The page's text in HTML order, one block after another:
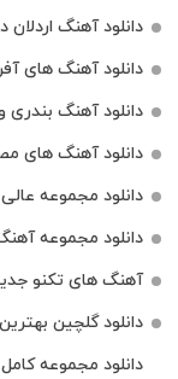
دانلود آهنگ
دانلود آهنگ های
دانلود آهنگ
دانلود آهنگ های
دانلود مجموعه
دانلود مجموعه
آهنگ های تکنو
دانلود گلچین
دانلود مجموعه